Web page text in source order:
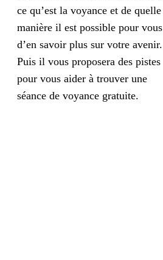
ce qu’est la voyance et de quelle
manière il est possible pour vous
d’en savoir plus sur votre avenir.
Puis il vous proposera des pistes
pour vous aider à trouver une
séance de voyance gratuite.